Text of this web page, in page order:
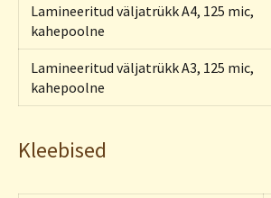
Lamineeritud väljatrükk A4, 125 mic,
kahepoolne
Lamineeritud väljatrükk A3, 125 mic,
kahepoolne
Kleebised